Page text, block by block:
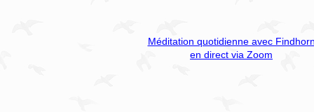
Méditation quotidienne avec
en direct via Zoom